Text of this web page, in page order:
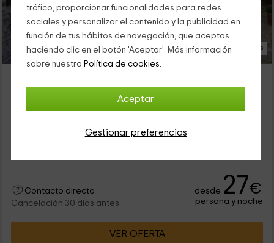
tráfico, proporcionar funcionalidades para redes
sociales y personalizar el contenido y la publicidad en
función de tus hábitos de navegación, que aceptas
haciendo clic en el botón 'Aceptar'. Más información
sobre nuestra Política de cookies.
Aceptar
Gestionar preferencias
14 Fotos
Alquiler íntegro
6 habitaciones
Contacto directo
Cancelación 30 días antes
desde 27€
persona y noche
VER OFERTA